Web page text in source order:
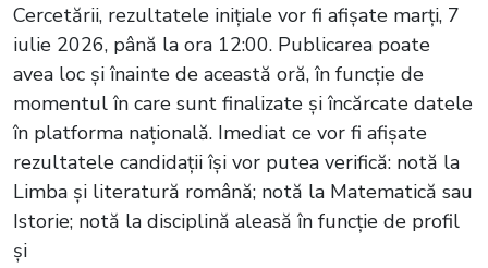
Cercetării, rezultatele inițiale vor fi afișate marți, 7
iulie 2026, până la ora 12:00. Publicarea poate
avea loc și înainte de această oră, în funcție de
momentul în care sunt finalizate și încărcate datele
în platforma națională. Imediat ce vor fi afișate
rezultatele candidații își vor putea verifică: notă la
Limba și literatură română; notă la Matematică sau
Istorie; notă la disciplină aleasă în funcție de profil
și